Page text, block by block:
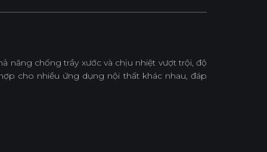
năng chống trầy xước và chịu nhiệt vượt trội, độ
cho nhiều ứng dụng nội thất khác nhau, đáp